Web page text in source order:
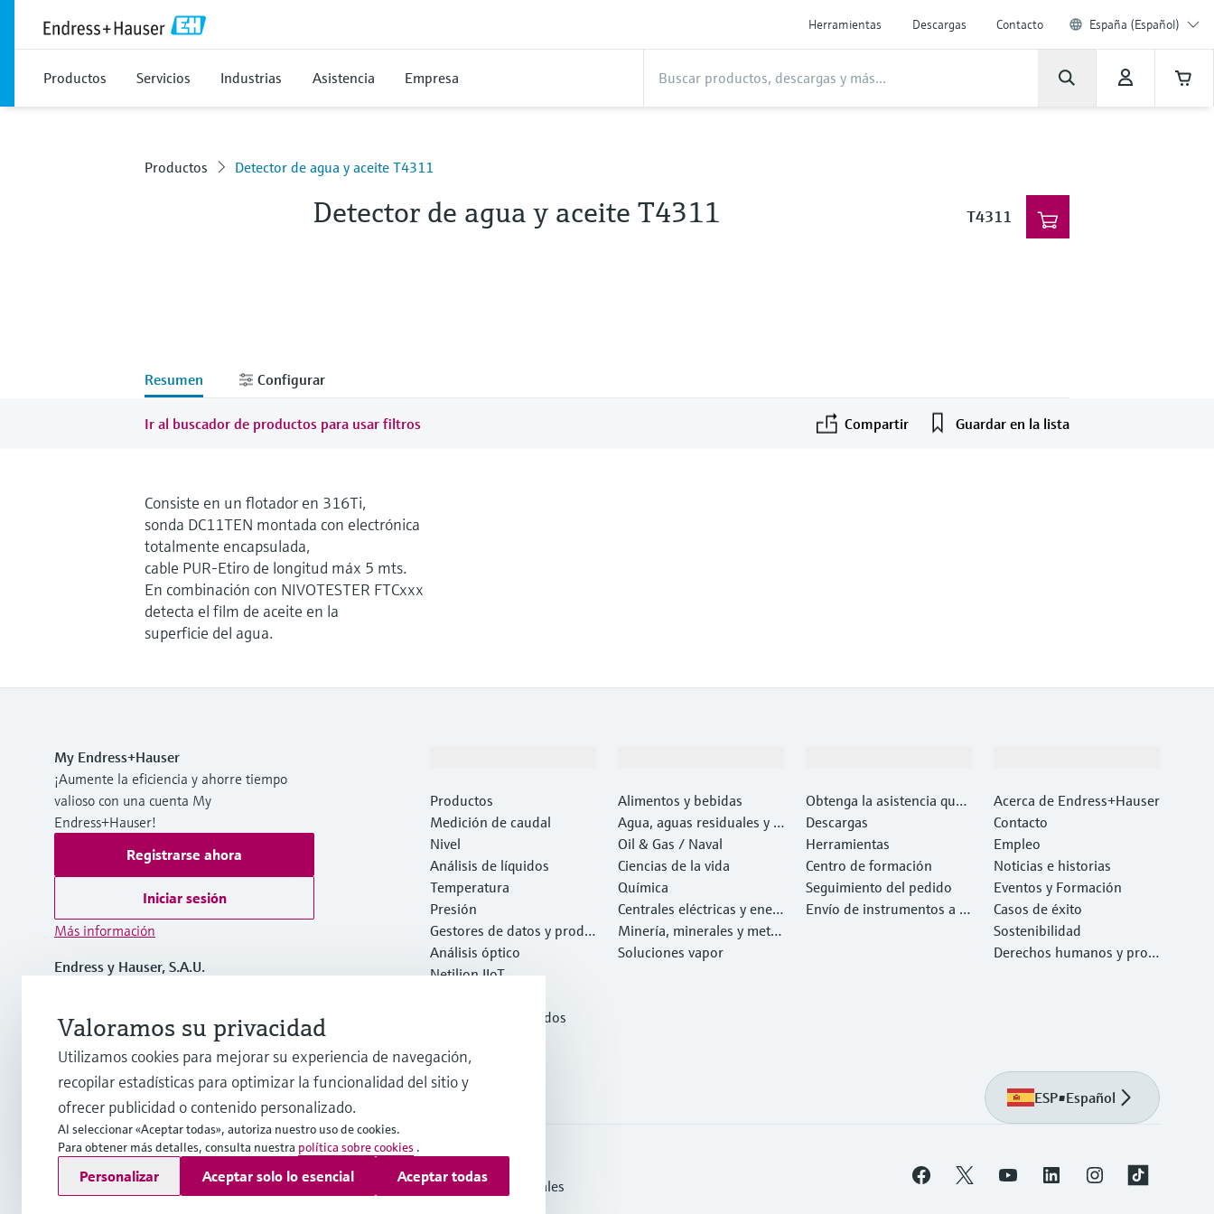
Herramientas Descargas Contacto España (Español)
Productos Servicios Industrias Asistencia Empresa
Productos Detector de agua y aceite T4311
Detector de agua y aceite T4311 T4311
Resumen Configurar
Ir al buscador de productos para usar filtros Compartir Guardar en la lista
Consiste en un flotador en 316Ti,
sonda DC11TEN montada con electrónica
totalmente encapsulada,
cable PUR-Etiro de longitud máx 5 mts.
En combinación con NIVOTESTER FTCxxx
detecta el film de aceite en la
superficie del agua.
My Endress+Hauser
¡Aumente la eficiencia y ahorre tiempo
valioso con una cuenta My
Endress+Hauser!
Registrarse ahora
Iniciar sesión
Más información
Endress y Hauser, S.A.U.
+34 934 803 366
info.es@endress.com
Productos
Medición de caudal
Nivel
Análisis de líquidos
Temperatura
Presión
Gestores de datos y produ
ctos de sistema
Análisis óptico
Netilion IIoT
Productos destacados
Servicios
Alimentos y bebidas
Agua, aguas residuales y r
esiduos
Oil & Gas / Naval
Ciencias de la vida
Química
Centrales eléctricas y ener
gía
Minería, minerales y metal
es
Soluciones vapor
Obtenga la asistencia que
necesita con rapidez
Descargas
Herramientas
Centro de formación
Seguimiento del pedido
Envío de instrumentos a c
Acerca de Endress+Hauser
Contacto
Empleo
Noticias e historias
Eventos y Formación
Casos de éxito
Sostenibilidad
Derechos humanos y prote
ESP•Español
Copyright © Endress+Hauser Group Services AG
Pie editorialTérminos de usoProtección de datos Términos y condiciones generales
Valoramos su privacidad
Utilizamos cookies para mejorar su experiencia de navegación,
recopilar estadísticas para optimizar la funcionalidad del sitio y
ofrecer publicidad o contenido personalizado.
Al seleccionar «Aceptar todas», autoriza nuestro uso de cookies.
Para obtener más detalles, consulta nuestra política sobre cookies .
Personalizar Aceptar solo lo esencial Aceptar todas